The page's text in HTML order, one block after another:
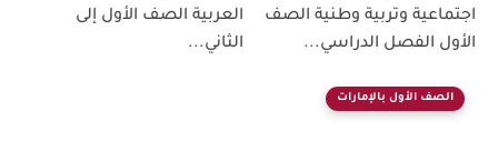
اجتماعية وتربية وطنية الصف
الأول الفصل الدراسي...
العربية الصف الأول إلى
الثاني...
الصف الأول بالإمارات